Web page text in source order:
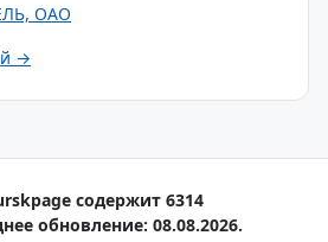
ОАО
→
содержит 6314
обновление: 08.08.2026.